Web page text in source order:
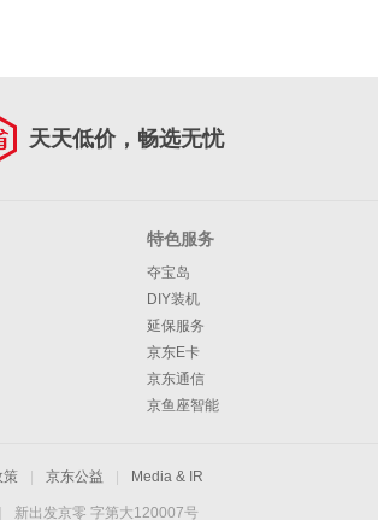
天天低价，畅选无忧
特色服务
夺宝岛
DIY装机
延保服务
京东E卡
京东通信
京鱼座智能
策 京东公益 Media & IR
新出发京零 字第大120007号